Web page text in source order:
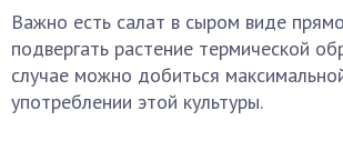
Важно есть салат в сыром виде
подвергать растение термической
случае можно добиться
употреблении этой культуры.